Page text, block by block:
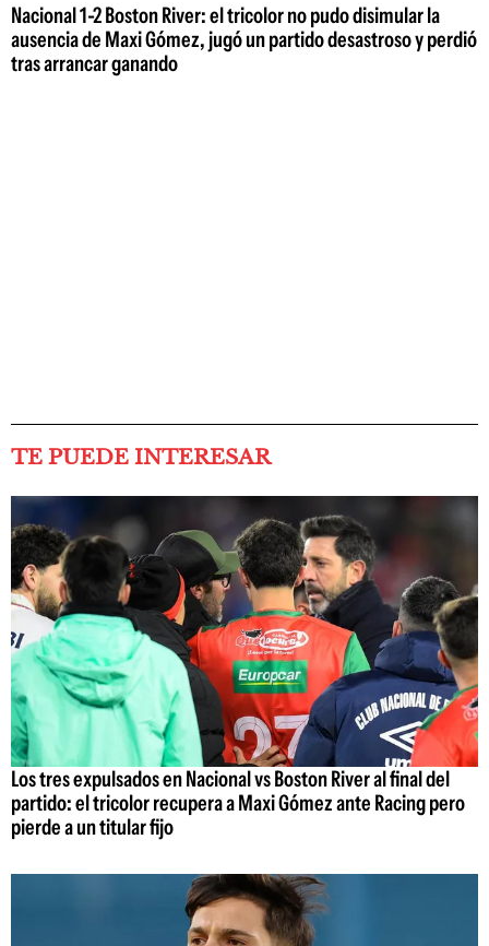
Nacional 1-2 Boston River: el tricolor no pudo disimular la
ausencia de Maxi Gómez, jugó un partido desastroso y perdió
tras arrancar ganando
TE PUEDE INTERESAR
Los tres expulsados en Nacional vs Boston River al final del
partido: el tricolor recupera a Maxi Gómez ante Racing pero
pierde a un titular fijo